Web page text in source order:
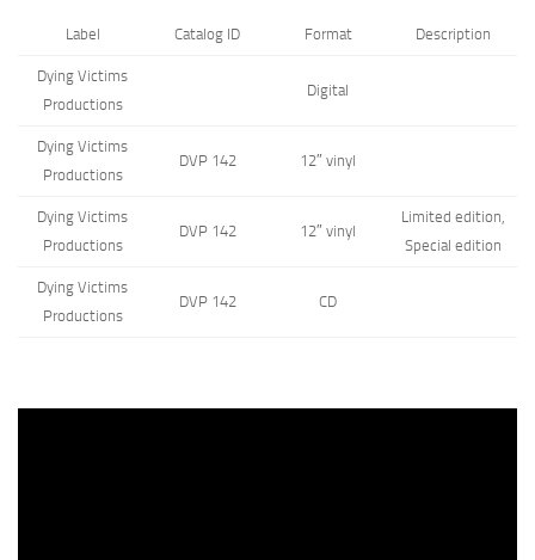
Label Catalog ID Format Description
Dying Victims
Productions
Digital
Dying Victims
Productions
DVP 142 12″ vinyl
Dying Victims
Productions
DVP 142 12″ vinyl
Limited edition,
Special edition
Dying Victims
Productions
DVP 142 CD